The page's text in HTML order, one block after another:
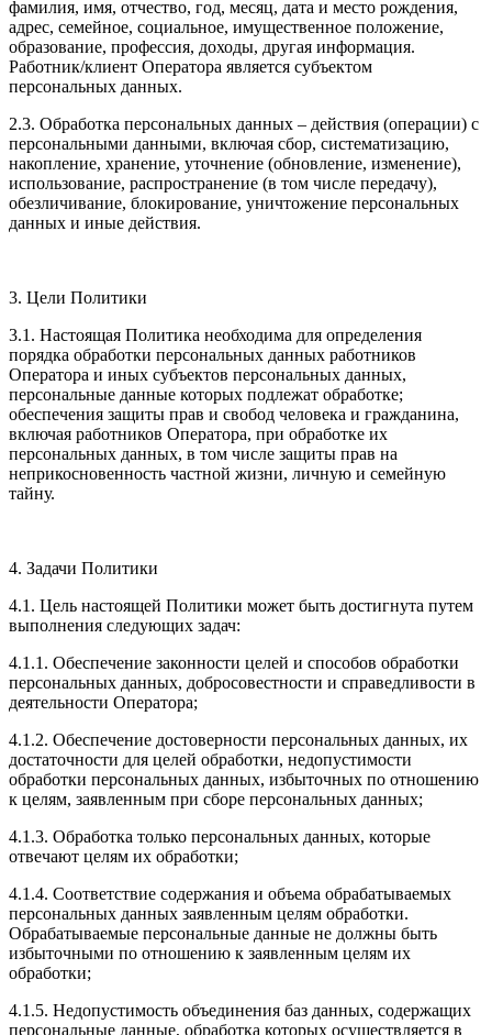
фамилия, имя, отчество, год, месяц, дата и место рождения,
адрес, семейное, социальное, имущественное положение,
образование, профессия, доходы, другая информация.
Работник/клиент Оператора является субъектом
персональных данных.
2.3. Обработка персональных данных – действия (операции) с
персональными данными, включая сбор, систематизацию,
накопление, хранение, уточнение (обновление, изменение),
использование, распространение (в том числе передачу),
обезличивание, блокирование, уничтожение персональных
данных и иные действия.
3. Цели Политики
3.1. Настоящая Политика необходима для определения
порядка обработки персональных данных работников
Оператора и иных субъектов персональных данных,
персональные данные которых подлежат обработке;
обеспечения защиты прав и свобод человека и гражданина,
включая работников Оператора, при обработке их
персональных данных, в том числе защиты прав на
неприкосновенность частной жизни, личную и семейную
тайну.
4. Задачи Политики
4.1. Цель настоящей Политики может быть достигнута путем
выполнения следующих задач:
4.1.1. Обеспечение законности целей и способов обработки
персональных данных, добросовестности и справедливости в
деятельности Оператора;
4.1.2. Обеспечение достоверности персональных данных, их
достаточности для целей обработки, недопустимости
обработки персональных данных, избыточных по отношению
к целям, заявленным при сборе персональных данных;
4.1.3. Обработка только персональных данных, которые
отвечают целям их обработки;
4.1.4. Соответствие содержания и объема обрабатываемых
персональных данных заявленным целям обработки.
Обрабатываемые персональные данные не должны быть
избыточными по отношению к заявленным целям их
обработки;
4.1.5. Недопустимость объединения баз данных, содержащих
персональные данные, обработка которых осуществляется в